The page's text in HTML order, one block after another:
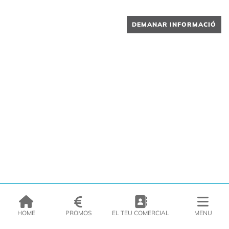
DEMANAR INFORMACIÓ
HOME PROMOS EL TEU COMERCIAL MENU